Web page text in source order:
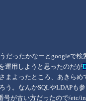
だったかなーとgoogleで検
運用しようと思ったのだが
まよったところ、あきらめ
う。なんかSQLやLDAPも
号が古い方だったので/etc/